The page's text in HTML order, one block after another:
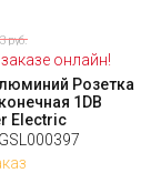
руб.
онлайн!
Розетка
1DB
Electric
GSL000397